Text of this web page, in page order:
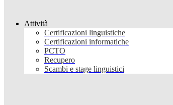
Attività
Certificazioni linguistiche
Certificazioni informatiche
PCTO
Recupero
Scambi e stage linguistici